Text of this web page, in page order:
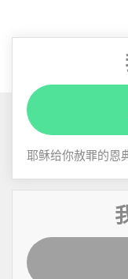
耶稣给你赦罪的恩